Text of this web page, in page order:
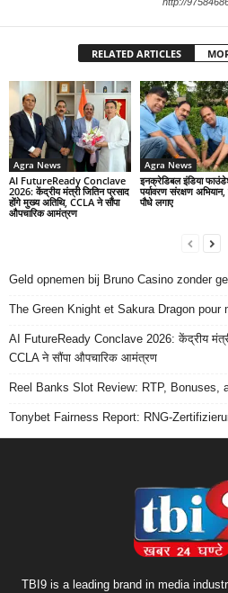
RELATED ARTICLES
Agra News
AI FutureReady Conclave
2026: केंद्रीय मंत्री जितिन प्रसाद
होंगे मुख्य अतिथि, CCLA ने सौंपा
औपचारिक आमंत्रण
Agra News
इनक्रेडिबल इंडिया
पर्यावरण संरक्षण
पौधे लगाए
Geld opnemen bij Bruno Casino zonder
The Green Knight et Sakura Dragon pour
AI FutureReady Conclave 2026: केंद्रीय
CCLA ने सौंपा औपचारिक आमंत्रण
Reel Banks Slot Review: RTP, Bonuses,
Tonybet Fairness Report: RNG-
TBI9 is a leading brand in media